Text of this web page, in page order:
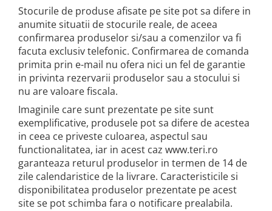
Stocurile de produse afisate pe site pot sa difere in
anumite situatii de stocurile reale, de aceea
confirmarea produselor si/sau a comenzilor va fi
facuta exclusiv telefonic. Confirmarea de comanda
primita prin e-mail nu ofera nici un fel de garantie
in privinta rezervarii produselor sau a stocului si
nu are valoare fiscala.
Imaginile care sunt prezentate pe site sunt
exemplificative, produsele pot sa difere de acestea
in ceea ce priveste culoarea, aspectul sau
functionalitatea, iar in acest caz www.teri.ro
garanteaza returul produselor in termen de 14 de
zile calendaristice de la livrare. Caracteristicile si
disponibilitatea produselor prezentate pe acest
site se pot schimba fara o notificare prealabila.